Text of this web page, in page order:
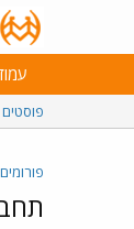
פוסטים
פורומים